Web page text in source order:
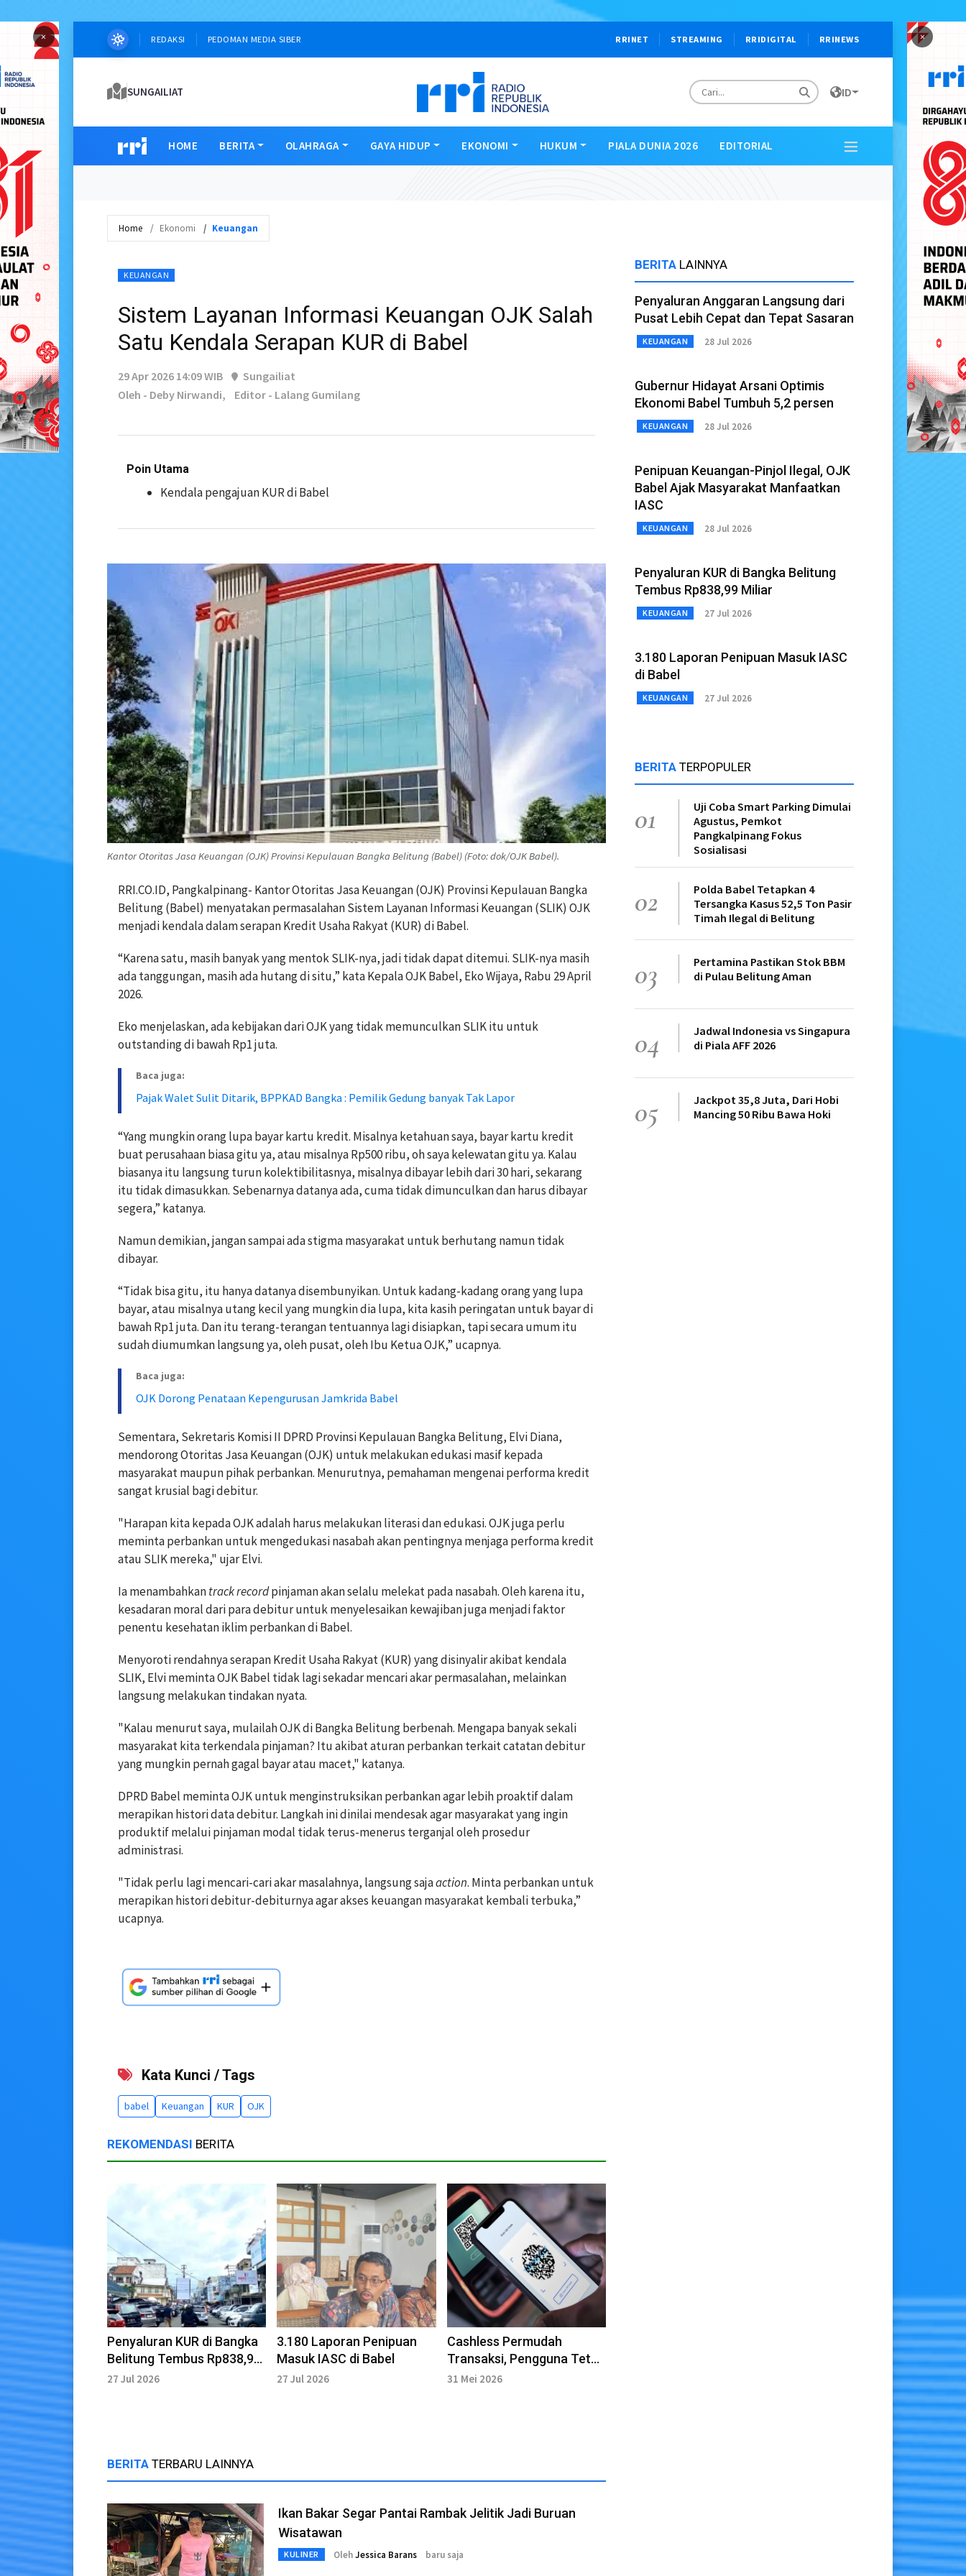
× ×
REDAKSI PEDOMAN MEDIA SIBER RRINET STREAMING RRIDIGITAL RRINEWS
SUNGAILIAT ID
HOME BERITA OLAHRAGA GAYA HIDUP EKONOMI HUKUM PIALA DUNIA 2026 EDITORIAL
Home Ekonomi Keuangan
KEUANGAN
Sistem Layanan Informasi Keuangan OJK Salah
Satu Kendala Serapan KUR di Babel
29 Apr 2026 14:09 WIB
Sungailiat
Oleh - Deby Nirwandi,
Editor - Lalang Gumilang
Poin Utama
Kendala pengajuan KUR di Babel
Kantor Otoritas Jasa Keuangan (OJK) Provinsi Kepulauan Bangka Belitung (Babel) (Foto: dok/OJK Babel).
RRI.CO.ID, Pangkalpinang- Kantor Otoritas Jasa Keuangan (OJK) Provinsi Kepulauan Bangka
Belitung (Babel) menyatakan permasalahan Sistem Layanan Informasi Keuangan (SLIK) OJK
menjadi kendala dalam serapan Kredit Usaha Rakyat (KUR) di Babel.
“Karena satu, masih banyak yang mentok SLIK-nya, jadi tidak dapat ditemui. SLIK-nya masih
ada tanggungan, masih ada hutang di situ,” kata Kepala OJK Babel, Eko Wijaya, Rabu 29 April
2026.
Eko menjelaskan, ada kebijakan dari OJK yang tidak memunculkan SLIK itu untuk
outstanding di bawah Rp1 juta.
Baca juga:
Pajak Walet Sulit Ditarik, BPPKAD Bangka : Pemilik Gedung banyak Tak Lapor
“Yang mungkin orang lupa bayar kartu kredit. Misalnya ketahuan saya, bayar kartu kredit
buat perusahaan biasa gitu ya, atau misalnya Rp500 ribu, oh saya kelewatan gitu ya. Kalau
biasanya itu langsung turun kolektibilitasnya, misalnya dibayar lebih dari 30 hari, sekarang
itu tidak dimasukkan. Sebenarnya datanya ada, cuma tidak dimunculkan dan harus dibayar
segera,” katanya.
Namun demikian, jangan sampai ada stigma masyarakatuntuk berhutang namun tidak
dibayar.
“Tidak bisa gitu, itu hanya datanya disembunyikan. Untuk kadang-kadang orang yang lupa
bayar, atau misalnya utang kecil yang mungkin dia lupa, kita kasih peringatan untuk bayar di
bawah Rp1 juta. Dan itu terang-terangan tentuannya lagi disiapkan, tapi secara umum itu
sudah diumumkan langsung ya, oleh pusat, oleh Ibu Ketua OJK,” ucapnya.
Baca juga:
OJK Dorong Penataan Kepengurusan Jamkrida Babel
Sementara, Sekretaris Komisi II DPRD Provinsi Kepulauan Bangka Belitung, Elvi Diana,
mendorong Otoritas Jasa Keuangan (OJK) untuk melakukan edukasi masif kepada
masyarakat maupun pihak perbankan. Menurutnya, pemahaman mengenai performa kredit
sangat krusial bagi debitur.
"Harapan kita kepada OJK adalah harus melakukan literasi dan edukasi. OJK juga perlu
meminta perbankan untuk mengedukasi nasabah akan pentingnya menjaga performa kredit
atau SLIK mereka," ujar Elvi.
Ia menambahkantrack recordpinjaman akan selalu melekat pada nasabah. Oleh karena itu,
kesadaran moral dari para debitur untuk menyelesaikan kewajiban juga menjadi faktor
penentu kesehatan iklim perbankan di Babel.
Menyoroti rendahnya serapan Kredit Usaha Rakyat (KUR) yang disinyalir akibat kendala
SLIK, Elvi meminta OJK Babel tidak lagi sekadar mencari akar permasalahan, melainkan
langsung melakukan tindakan nyata.
"Kalau menurut saya, mulailah OJK di Bangka Belitung berbenah. Mengapa banyak sekali
masyarakat kita terkendala pinjaman? Itu akibat aturan perbankan terkait catatan debitur
yang mungkin pernah gagal bayar atau macet," katanya.
DPRD Babel meminta OJK untuk menginstruksikan perbankan agar lebih proaktif dalam
merapikan histori data debitur. Langkah ini dinilai mendesak agar masyarakat yang ingin
produktif melalui pinjaman modal tidak terus-menerus terganjal oleh prosedur
administrasi.
"Tidak perlu lagi mencari-cari akar masalahnya, langsung sajaaction. Minta perbankan untuk
merapikan histori debitur-debiturnya agar akses keuangan masyarakat kembali terbuka,”
ucapnya.
Kata Kunci / Tags
babel Keuangan KUR OJK
REKOMENDASI BERITA
Penyaluran KUR di Bangka
Belitung Tembus Rp838,99
Miliar
27 Jul 2026
3.180 Laporan Penipuan
Masuk IASC di Babel
27 Jul 2026
Cashless Permudah
Transaksi, Pengguna Tetap
Perlu Kendalikan
31 Mei 2026
BERITA TERBARU LAINNYA
Ikan Bakar Segar Pantai Rambak Jelitik Jadi Buruan
Wisatawan
KULINER OlehJessica Barans baru saja
BERITA LAINNYA
Penyaluran Anggaran Langsung dari
Pusat Lebih Cepat dan Tepat Sasaran
KEUANGAN 28 Jul 2026
Gubernur Hidayat Arsani Optimis
Ekonomi Babel Tumbuh 5,2 persen
KEUANGAN 28 Jul 2026
Penipuan Keuangan-Pinjol Ilegal, OJK
Babel Ajak Masyarakat Manfaatkan
IASC
KEUANGAN 28 Jul 2026
Penyaluran KUR di Bangka Belitung
Tembus Rp838,99 Miliar
KEUANGAN 27 Jul 2026
3.180 Laporan Penipuan Masuk IASC
di Babel
KEUANGAN 27 Jul 2026
BERITA TERPOPULER
01
Uji Coba Smart Parking Dimulai
Agustus, Pemkot
Pangkalpinang Fokus
Sosialisasi
02
Polda Babel Tetapkan 4
Tersangka Kasus 52,5 Ton Pasir
Timah Ilegal di Belitung
03
Pertamina Pastikan Stok BBM
di Pulau Belitung Aman
04
Jadwal Indonesia vs Singapura
di Piala AFF 2026
05
Jackpot 35,8 Juta, Dari Hobi
Mancing 50 Ribu Bawa Hoki